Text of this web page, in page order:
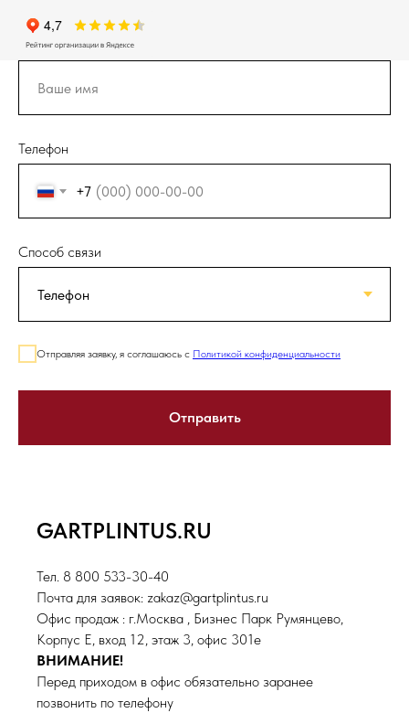
Телефон
+7
Способ связи
Отправляя заявку, я соглашаюсь с Политикой конфиденциальности
Отправить
GARTPLINTUS.RU
Тел. 8 800 533-30-40
Почта для заявок: zakaz@gartplintus.ru
Офис продаж : г.Москва , Бизнес Парк Румянцево,
Корпус Е, вход 12, этаж 3, офис 301е
ВНИМАНИЕ!
Перед приходом в офис обязательно заранее
позвонить по телефону